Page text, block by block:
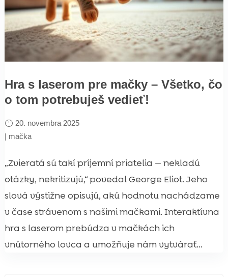
Hra s laserom pre mačky – Všetko, čo
o tom potrebuješ vedieť!
20. novembra 2025
| mačka
„Zvieratá sú takí príjemní priatelia — nekladú
otázky, nekritizujú,“ povedal George Eliot. Jeho
slová výstižne opisujú, akú hodnotu nachádzame
v čase strávenom s našimi mačkami. Interaktívna
hra s laserom prebúdza v mačkách ich
vnútorného lovca a umožňuje nám vytvárať...